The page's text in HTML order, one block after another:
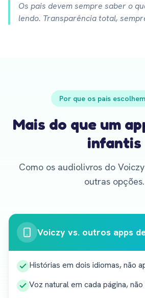
Os pais devem sempre saber o
lendo. Transparência total,
Por que os pais
Mais do que um
infantis
Como os audiolivros do
outras opções.
Voiczy vs. outros apps
Histórias em dois idiomas, não
Voz natural em cada página,